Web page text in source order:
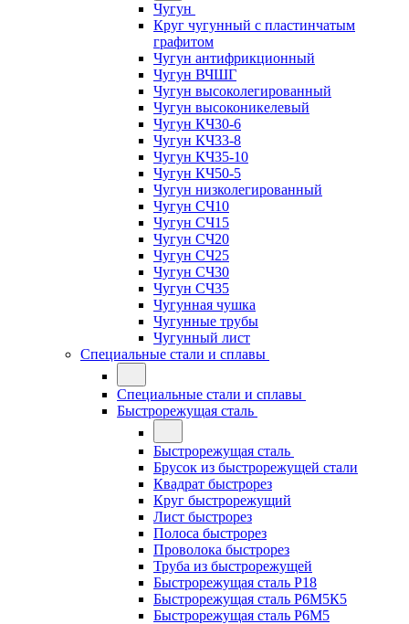
Чугун
Круг чугунный с пластинчатым
графитом
Чугун антифрикционный
Чугун ВЧШГ
Чугун высоколегированный
Чугун высоконикелевый
Чугун КЧ30-6
Чугун КЧ33-8
Чугун КЧ35-10
Чугун КЧ50-5
Чугун низколегированный
Чугун СЧ10
Чугун СЧ15
Чугун СЧ20
Чугун СЧ25
Чугун СЧ30
Чугун СЧ35
Чугунная чушка
Чугунные трубы
Чугунный лист
Специальные стали и сплавы
Специальные стали и сплавы
Быстрорежущая сталь
Быстрорежущая сталь
Брусок из быстрорежущей стали
Квадрат быстрорез
Круг быстрорежущий
Лист быстрорез
Полоса быстрорез
Проволока быстрорез
Труба из быстрорежущей
Быстрорежущая сталь Р18
Быстрорежущая сталь Р6М5К5
Быстрорежущая сталь Р6М5